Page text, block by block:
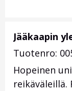
Jääkaapin
Tuotenro:
Hopeinen
reikäväleillä.